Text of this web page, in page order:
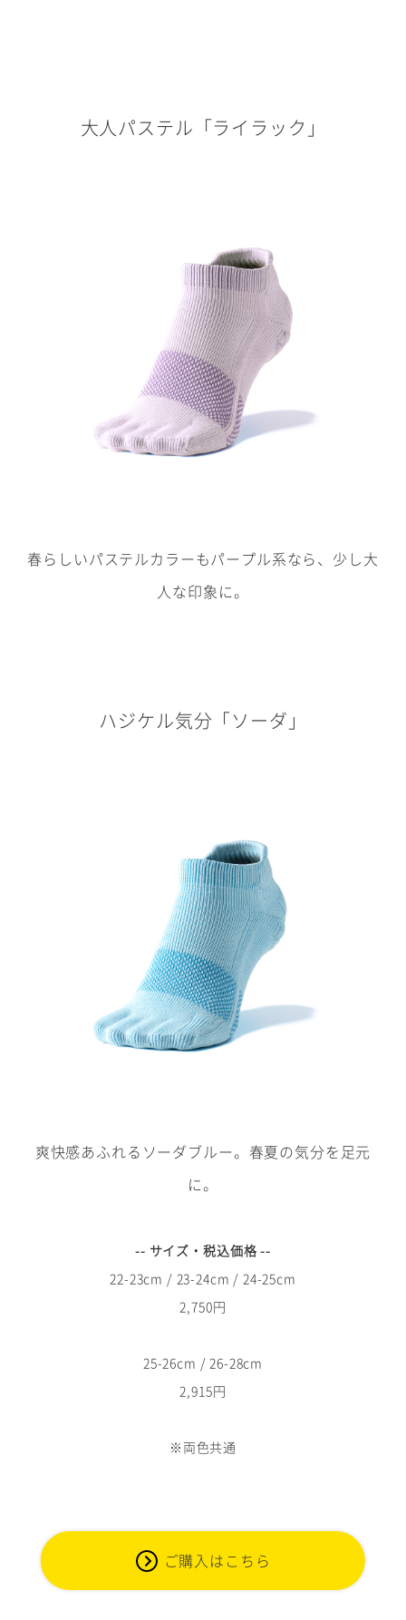
大人パステル「ライラック」
春らしいパステルカラーもパープル系なら、少し大
人な印象に。
ハジケル気分「ソーダ」
爽快感あふれるソーダブルー。春夏の気分を足元
に。
-- サイズ・税込価格 --
22-23cm / 23-24cm / 24-25cm
2,750円
25-26cm / 26-28cm
2,915円
※両色共通
ご購入はこちら